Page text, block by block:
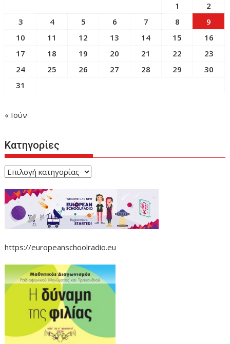
1
2
3
4 5 6 7 8
9
10
11 12 13 14 15
16
17
18 19 20 21 22
23
24
25 26 27 28 29
30
31
« Ιούν
Κατηγορίες
Κατηγορίες
https://europeanschoolradio.eu